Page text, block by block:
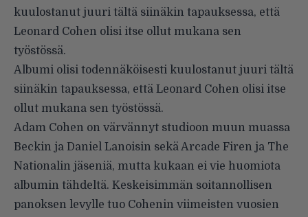
kuulostanut juuri tältä siinäkin tapauksessa, että
Leonard Cohen olisi itse ollut mukana sen
työstössä.
Albumi olisi todennäköisesti kuulostanut juuri tältä
siinäkin tapauksessa, että Leonard Cohen olisi itse
ollut mukana sen työstössä.
Adam Cohen on värvännyt studioon muun muassa
Beckin ja Daniel Lanoisin sekä Arcade Firen ja The
Nationalin jäseniä, mutta kukaan ei vie huomiota
albumin tähdeltä. Keskeisimmän soitannollisen
panoksen levylle tuo Cohenin viimeisten vuosien